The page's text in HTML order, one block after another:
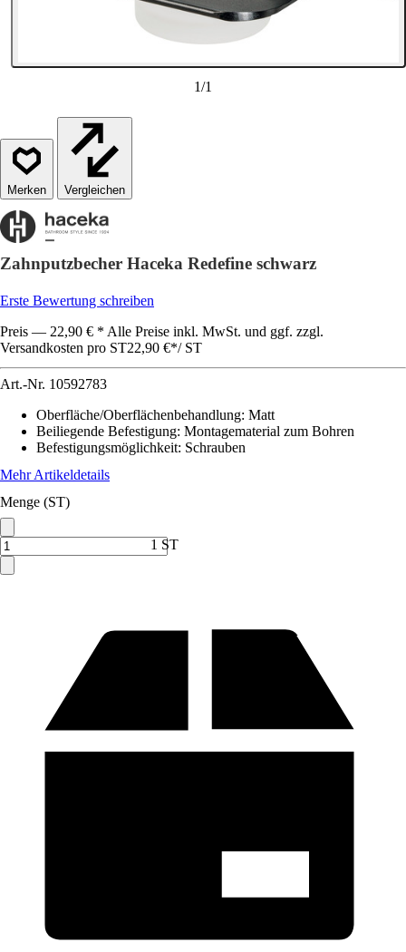
1/1
Vergleichen
Zahnputzbecher Haceka Redefine schwarz
Erste Bewertung schreiben
Preis — 22,90 € * Alle Preise inkl. MwSt. und ggf. zzgl.
Versandkosten pro ST22,90 €*/ ST
Art.-Nr. 10592783
Oberfläche/Oberflächenbehandlung: Matt
Beiliegende Befestigung: Montagematerial zum Bohren
Befestigungsmöglichkeit: Schrauben
Mehr Artikeldetails
Menge (ST)
1 ST